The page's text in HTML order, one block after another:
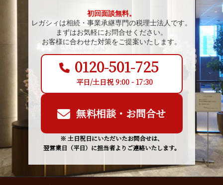
初回面談無料。
レガシィは相続・事業承継専門の税理士法人です。
まずはお気軽にお問合せください。
お客様に合わせた対策をご提案いたします。
0120-501-725
平日/土日祝 9:00 - 17:30
無料相談・お問合せ
※ 土日祝日にいただいたお問合せは、
翌営業日（平日）に担当者よりご連絡いたします。